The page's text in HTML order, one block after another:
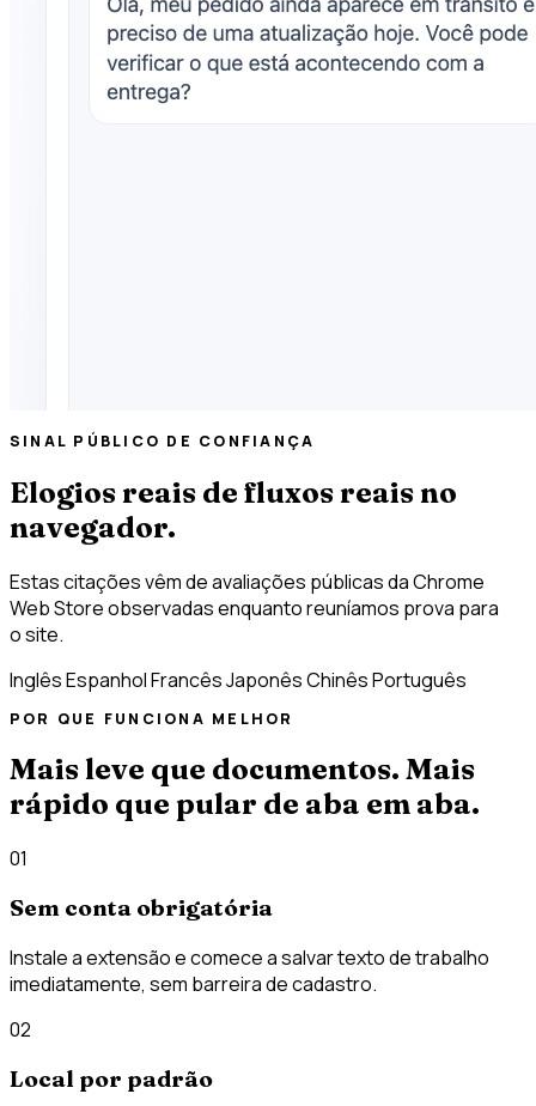
SINAL PÚBLICO DE CONFIANÇA
Elogios reais de fluxos reais no
navegador.
Estas citações vêm de avaliações públicas da Chrome
Web Store observadas enquanto reuníamos prova para
o site.
InglêsEspanholFrancêsJaponêsChinêsPortuguês
POR QUE FUNCIONA MELHOR
Mais leve que documentos. Mais
rápido que pular de aba em aba.
01
Sem conta obrigatória
Instale a extensão e comece a salvar texto de trabalho
imediatamente, sem barreira de cadastro.
02
Local por padrão